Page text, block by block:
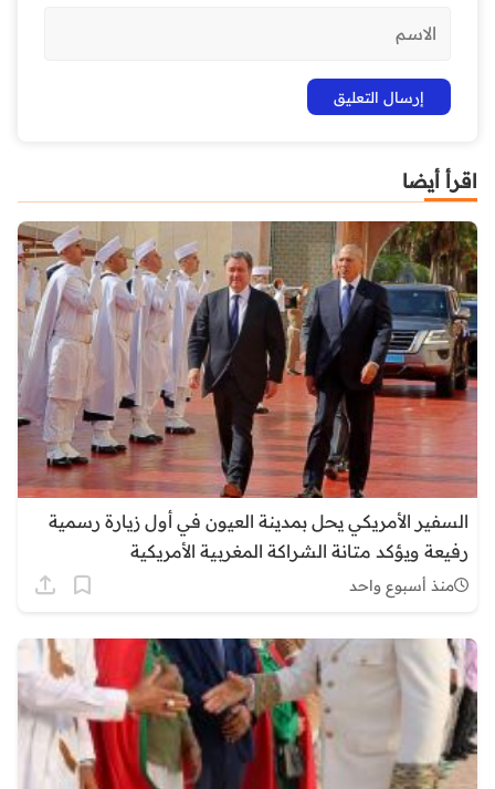
اقرأ أيضا
السفير الأمريكي يحل بمدينة العيون في أول زيارة رسمية
رفيعة ويؤكد متانة الشراكة المغربية الأمريكية
منذ أسبوع واحد